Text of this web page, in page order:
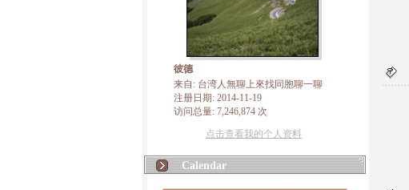
彼德
来自: 台湾人無聊上來找同胞聊一聊
注册日期: 2014-11-19
访问总量: 7,246,874 次
点击查看我的个人资料
Calendar